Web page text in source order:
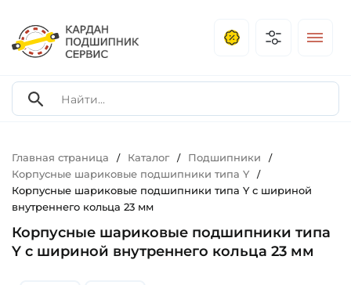
Главная страница / Каталог / Подшипники /
Корпусные шариковые подшипники типа Y /
Корпусные шариковые подшипники типа Y с шириной
внутреннего кольца 23 мм
Корпусные шариковые подшипники типа
Y с шириной внутреннего кольца 23 мм